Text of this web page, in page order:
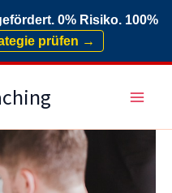
0% Risiko. 100%
prüfen →